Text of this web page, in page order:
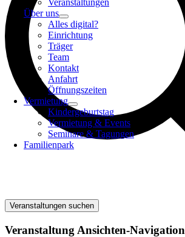
Veranstaltungen
Über uns
Alles digital?
Einrichtung
Träger
Team
Kontakt
Anfahrt
Öffnungszeiten
Vermietung
Kindergeburtstag
Vermietung & Events
Seminare & Tagungen
Familienpark
Veranstaltungen suchen
Veranstaltung Ansichten-Navigation